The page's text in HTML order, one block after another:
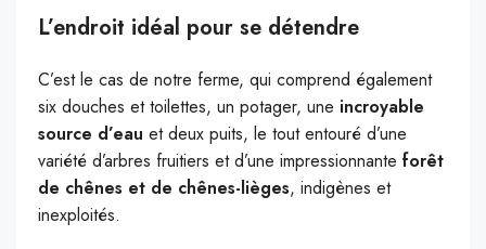
L’endroit idéal pour se détendre
C’est le cas de notre ferme, qui comprend également
six douches et toilettes, un potager, une incroyable
source d’eau et deux puits, le tout entouré d’une
variété d’arbres fruitiers et d’une impressionnante forêt
de chênes et de chênes-lièges, indigènes et
inexploités.